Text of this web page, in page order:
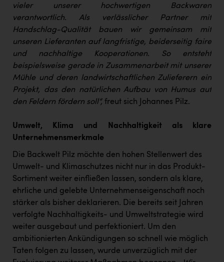
vieler unserer hochwertigen Backwaren
verantwortlich. Als verlässlicher Partner mit
Handschlag-Qualität bauen wir gemeinsam mit
unseren Lieferanten auf langfristige, beiderseitig faire
und nachhaltige Kooperationen. So entsteht
beispielsweise gerade in Zusammenarbeit mit unserer
Mühle und deren landwirtschaftlichen Zulieferern ein
Projekt, das den natürlichen Aufbau von Humus auf
den Feldern fördern soll“, freut sich Johannes Pilz.
Umwelt, Klima und Nachhaltigkeit als klare
Unternehmensmerkmale
Die Backwelt Pilz möchte den hohen Stellenwert des
Umwelt- und Klimaschutzes nicht nur in das Produkt-
Sortiment weiter einfließen lassen, sondern als klare,
ehrliche und gelebte Unternehmenseigenschaft noch
stärker als bisher deklarieren. Die bereits seit Jahren
verfolgte Nachhaltigkeits- und Umweltstrategie wird
weiter ausgebaut und perfektioniert. Um den
ambitionierten Ankündigungen so schnell wie möglich
Taten folgen zu lassen, wurde unverzüglich mit der